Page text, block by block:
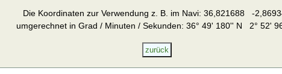
Die Koordinaten zur Verwendung z. B. im Navi: 36,821688 -
umgerechnet in Grad / Minuten / Sekunden: 36° 49' 180'' N 2° 52'